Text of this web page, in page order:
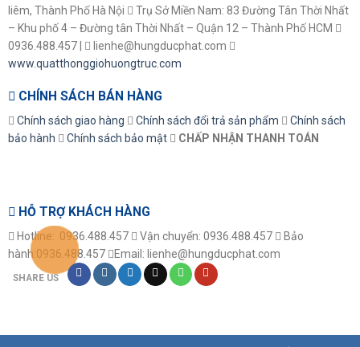
liêm, Thành Phố Hà Nội
Trụ Sở Miền Nam: 83 Đường Tân Thời Nhất
– Khu phố 4 – Đường tân Thời Nhất – Quận 12 – Thành Phố HCM
0936.488.457 |
lienhe@hungducphat.com
www.quatthonggiohuongtruc.com
CHÍNH SÁCH BÁN HÀNG
Chính sách giao hàng Chính sách đổi trả sản phẩm
Chính sách
bảo hành
Chính sách bảo mật CHẤP NHẬN THANH TOÁN
HỖ TRỢ KHÁCH HÀNG
Hotline: 0936.488.457 Vận chuyển: 0936.488.457
Bảo
hành:0936.488.457
Email: lienhe@hungducphat.com
SHARE US